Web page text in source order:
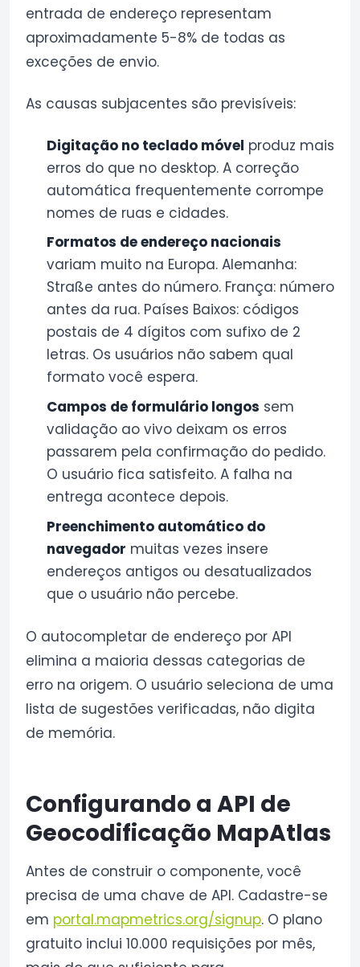
entrada de endereço representam
aproximadamente 5-8% de todas as
exceções de envio.
As causas subjacentes são previsíveis:
Digitação no teclado móvel produz mais
erros do que no desktop. A correção
automática frequentemente corrompe
nomes de ruas e cidades.
Formatos de endereço nacionais
variam muito na Europa. Alemanha:
Straße antes do número. França: número
antes da rua. Países Baixos: códigos
postais de 4 dígitos com sufixo de 2
letras. Os usuários não sabem qual
formato você espera.
Campos de formulário longos sem
validação ao vivo deixam os erros
passarem pela confirmação do pedido.
O usuário fica satisfeito. A falha na
entrega acontece depois.
Preenchimento automático do
navegador muitas vezes insere
endereços antigos ou desatualizados
que o usuário não percebe.
O autocompletar de endereço por API
elimina a maioria dessas categorias de
erro na origem. O usuário seleciona de uma
lista de sugestões verificadas, não digita
de memória.
Configurando a API de
Geocodificação MapAtlas
Antes de construir o componente, você
precisa de uma chave de API. Cadastre-se
em portal.mapmetrics.org/signup. O plano
gratuito inclui 10.000 requisições por mês,